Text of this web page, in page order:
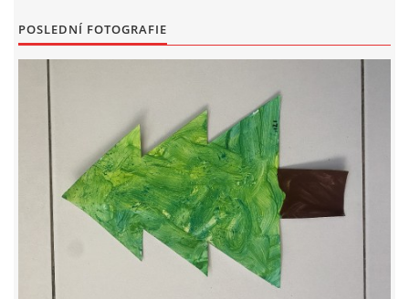
HALLOWEEN
DUŠIČKY
SVATÝ MARTIN
SVATÁ KATEŘINA 25.LISTOPADU
SVATÁ BARBORA 4.12.
POSLEDNÍ FOTOGRAFIE